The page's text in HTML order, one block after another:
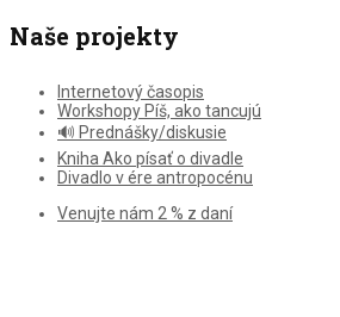
Naše projekty
Internetový časopis
Workshopy Píš, ako tancujú
🔊 Prednášky/diskusie
Kniha Ako písať o divadle
Divadlo v ére antropocénu
Venujte nám 2 % z daní